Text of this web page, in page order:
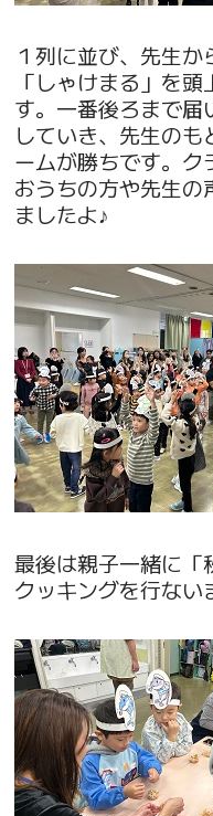
１列に並び、先生
「しゃけまる」を
す。一番後ろまで
していき、先生の
ームが勝ちです。ク
おうちの方や先生の
ましたよ♪
最後は親子一緒に「
クッキングを行ない